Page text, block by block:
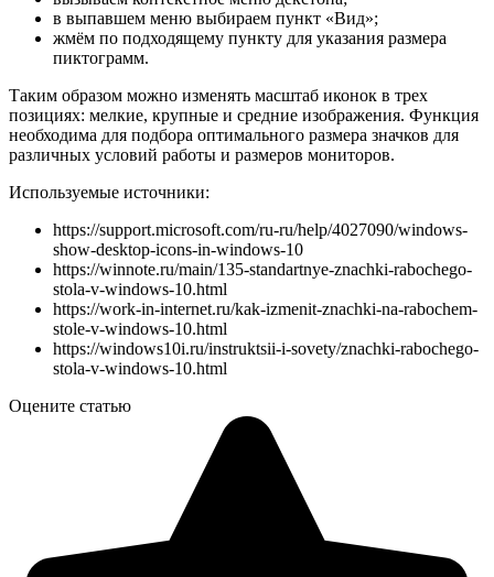
в выпавшем меню выбираем пункт «Вид»;
жмём по подходящему пункту для указания размера
пиктограмм.
Таким образом можно изменять масштаб иконок в трех
позициях: мелкие, крупные и средние изображения. Функция
необходима для подбора оптимального размера значков для
различных условий работы и размеров мониторов.
Используемые источники:
https://support.microsoft.com/ru-ru/help/4027090/windows-
show-desktop-icons-in-windows-10
https://winnote.ru/main/135-standartnye-znachki-rabochego-
stola-v-windows-10.html
https://work-in-internet.ru/kak-izmenit-znachki-na-rabochem-
stole-v-windows-10.html
https://windows10i.ru/instruktsii-i-sovety/znachki-rabochego-
stola-v-windows-10.html
Оцените статью